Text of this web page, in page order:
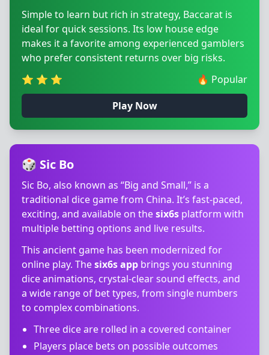
Simple to learn but rich in strategy, Baccarat is
ideal for quick sessions. Its low house edge
makes it a favorite among experienced gamblers
who prefer consistent returns over big risks.
⭐ ⭐ ⭐ 🔥 Popular
Play Now
🎲 Sic Bo
Sic Bo, also known as “Big and Small,” is a
traditional dice game from China. It’s fast-paced,
exciting, and available on thesix6s platform with
multiple betting options and live results.
This ancient game has been modernized for
online play. Thesix6s app brings you stunning
dice animations, crystal-clear sound effects, and
a wide range of bet types, from single numbers
to complex combinations.
Three dice are rolled in a covered container
Players place bets on possible outcomes